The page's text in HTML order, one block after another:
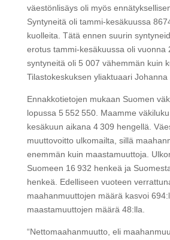
väestönlisäys oli myös
Syntyneitä oli tammi-kesäkuussa
kuolleita. Tätä ennen suurin
erotus tammi-kesäkuussa oli vuonna
syntyneitä oli 5 007 vähemmän kuin
Tilastokeskuksen yliaktuaari Johanna
Ennakkotietojen mukaan Suomen
lopussa 5 552 550. Maamme
kesäkuun aikana 4 309 hengellä.
muuttovoitto ulkomailta, sillä
enemmän kuin maastamuuttoja.
Suomeen 16 932 henkeä ja
henkeä. Edelliseen vuoteen
maahanmuuttojen määrä kasvoi
maastamuuttojen määrä 48:lla.
“Nettomaahanmuutto, eli